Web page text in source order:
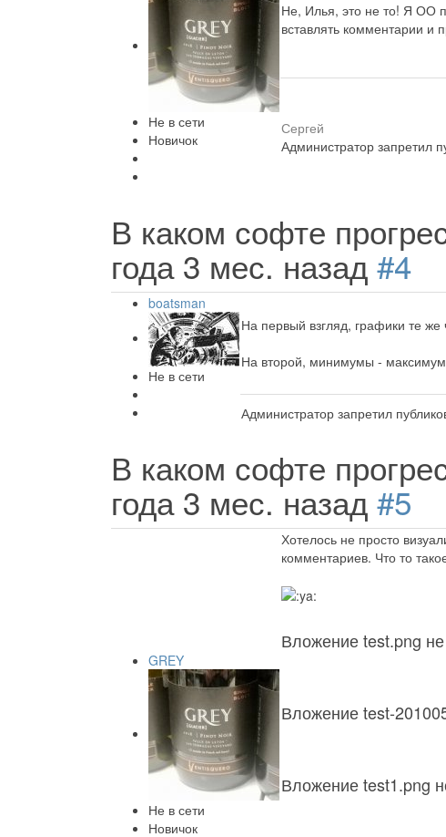
Не в сети
Новичок
Не, Илья, это не то! Я ОО
вставлять комментарии и
Сергей
Администратор запретил
В каком софте
года 3 мес. назад #4
boatsman
Не в сети
На первый взгляд, графики те
На второй, минимумы -
Администратор запретил
В каком софте
года 3 мес. назад #5
GREY
Не в сети
Новичок
Хотелось не просто
комментариев. Что то
Вложение test.png
Вложение test-
Вложение test1.png